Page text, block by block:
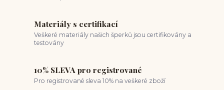
Materiály s certifikací
Veškeré materiály našich šperků jsou certifikovány a
testovány
10% SLEVA pro registrované
Pro registrované sleva 10% na veškeré zboží